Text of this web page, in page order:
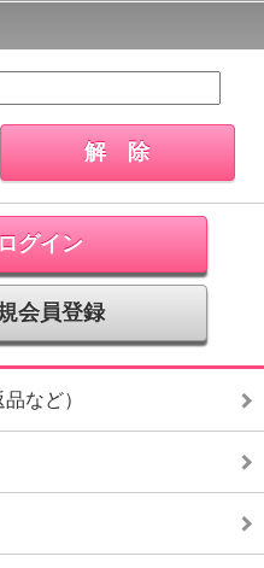
グイン
会員登録
など）